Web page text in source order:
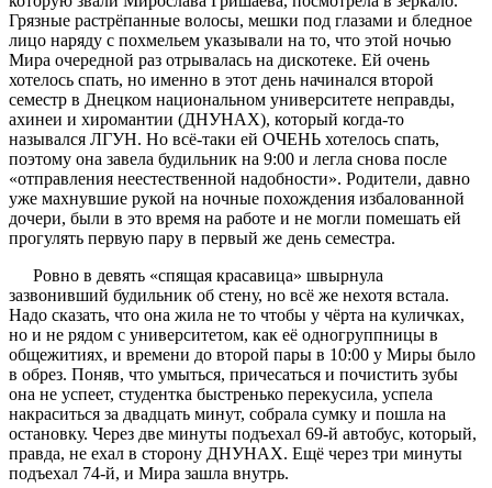
Грязные растрёпанные волосы, мешки под глазами и бледное
лицо наряду с похмельем указывали на то, что этой ночью
Мира очередной раз отрывалась на дискотеке. Ей очень
хотелось спать, но именно в этот день начинался второй
семестр в Днецком национальном университете неправды,
ахинеи и хиромантии (ДНУНАХ), который когда-то
назывался ЛГУН. Но всё-таки ей ОЧЕНЬ хотелось спать,
поэтому она завела будильник на 9:00 и легла снова после
«отправления неестественной надобности». Родители, давно
уже махнувшие рукой на ночные похождения избалованной
дочери, были в это время на работе и не могли помешать ей
прогулять первую пару в первый же день семестра.
Ровно в девять «спящая красавица» швырнула
зазвонивший будильник об стену, но всё же нехотя встала.
Надо сказать, что она жила не то чтобы у чёрта на куличках,
но и не рядом с университетом, как её одногруппницы в
общежитиях, и времени до второй пары в 10:00 у Миры было
в обрез. Поняв, что умыться, причесаться и почистить зубы
она не успеет, студентка быстренько перекусила, успела
накраситься за двадцать минут, собрала сумку и пошла на
остановку. Через две минуты подъехал 69-й автобус, который,
правда, не ехал в сторону ДНУНАХ. Ещё через три минуты
подъехал 74-й, и Мира зашла внутрь.